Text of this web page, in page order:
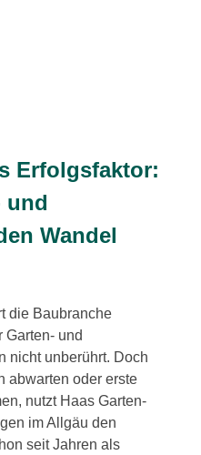
Erfolgsfaktor:
und
Wandel
die Baubranche
Garten- und
nicht unberührt. Doch
abwarten oder erste
nutzt Haas Garten-
im Allgäu den
seit Jahren als